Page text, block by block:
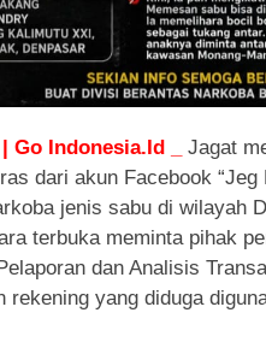
Go Indonesia.Id _
Jagat
dari akun Facebook
jenis sabu di wilayah
terbuka meminta pihak
dan Analisis
rekening yang diduga